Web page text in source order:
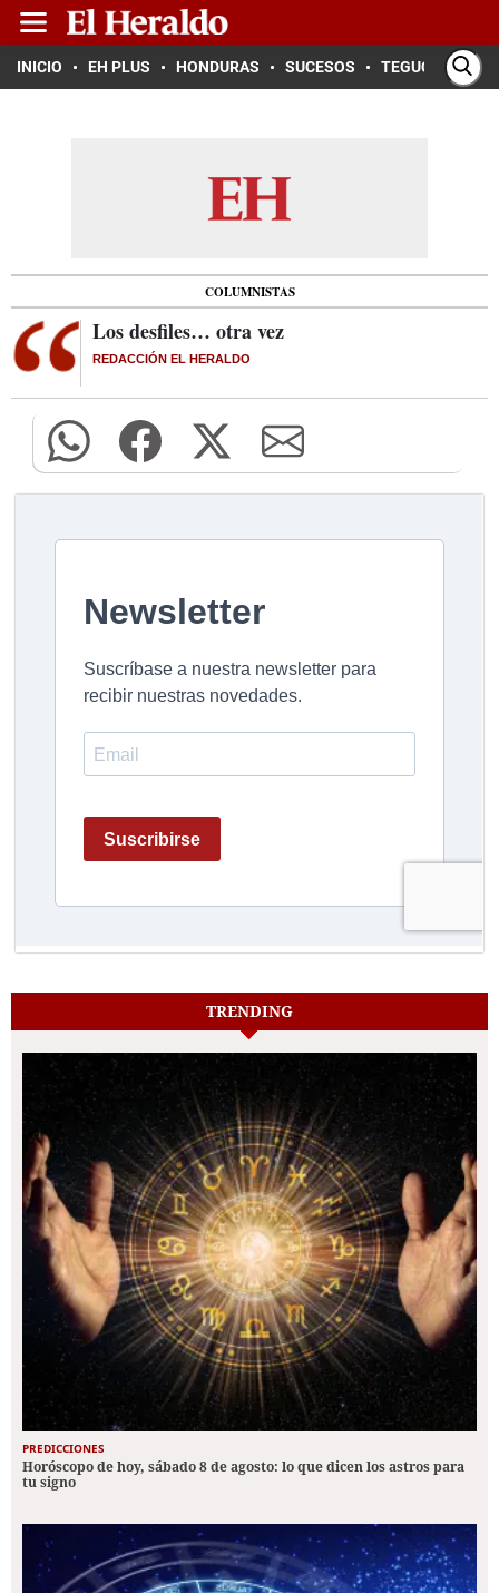
INICIO EH PLUS HONDURAS SUCESOS TEGUCIGALPA
COLUMNISTAS
Los desfiles… otra vez
REDACCIÓN EL HERALDO
TRENDING
PREDICCIONES
Horóscopo de hoy, sábado 8 de agosto: lo que dicen los astros para
tu signo